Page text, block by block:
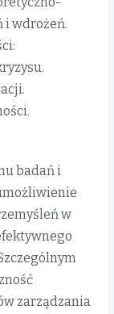
i wdrożeń.
badań i
w
zarządzania